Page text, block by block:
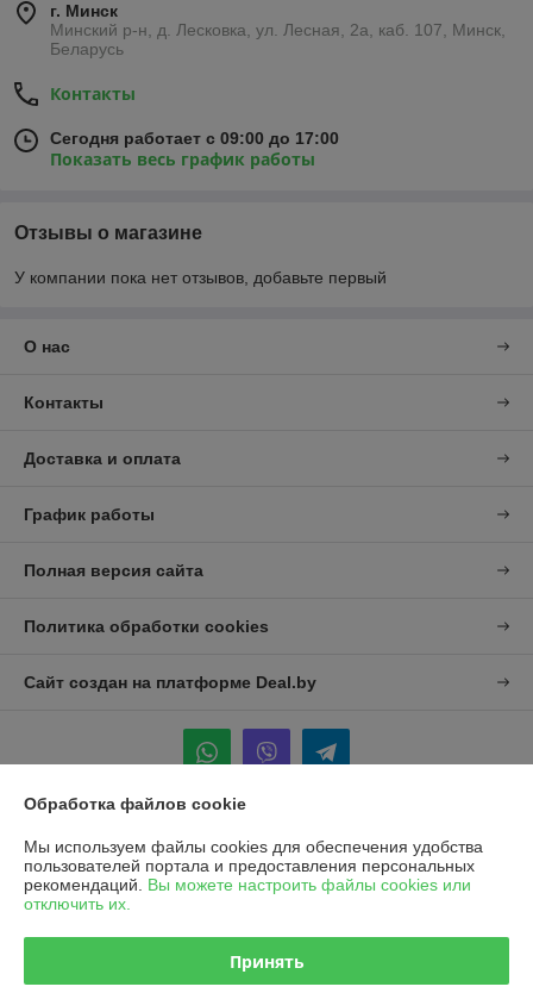
г. Минск
Минский р-н, д. Лесковка, ул. Лесная, 2а, каб. 107, Минск,
Беларусь
Контакты
Сегодня работает с 09:00 до 17:00
Показать весь график работы
Отзывы о магазине
У компании пока нет отзывов, добавьте первый
О нас
Контакты
Доставка и оплата
График работы
Полная версия сайта
Политика обработки cookies
Сайт создан на платформе Deal.by
Информация для покупателя
Юридическое лицо:УП "Агро-Дон-Снаб"
220086 г. Минск, ул. Славинского 8А, к.5
Регистрационный номер ЕГР: 190437992
Обработка файлов cookie
Мы используем файлы cookies для обеспечения удобства
пользователей портала и предоставления персональных
рекомендаций. Вы можете настроить файлы cookies или
отключить их.
Принять